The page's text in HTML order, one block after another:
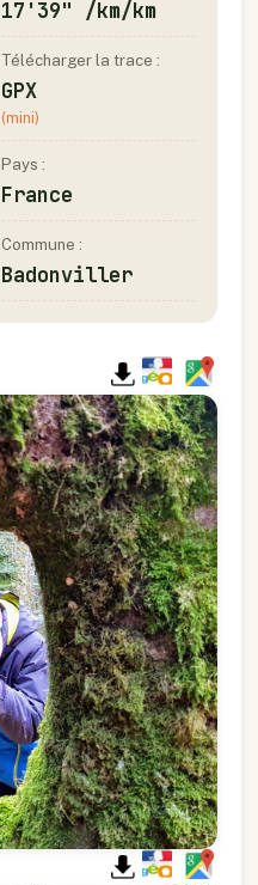
17'39" /km/km
Télécharger la trace :
GPX
(mini)
Pays :
France
Commune :
Badonviller